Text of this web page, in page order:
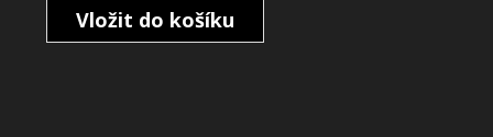
Vložit do košíku